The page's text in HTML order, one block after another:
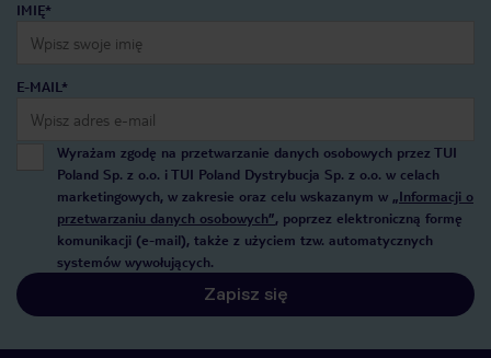
IMIĘ*
E-MAIL*
Wyrażam zgodę na przetwarzanie danych osobowych przez TUI
Poland Sp. z o.o. i TUI Poland Dystrybucja Sp. z o.o. w celach
marketingowych, w zakresie oraz celu wskazanym w „Informacji o
przetwarzaniu danych osobowych”, poprzez elektroniczną formę
komunikacji (e-mail), także z użyciem tzw. automatycznych
systemów wywołujących.
Zapisz się